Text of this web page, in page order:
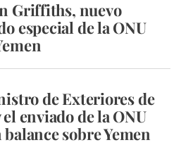
Griffiths, nuevo
especial de la ONU
de Exteriores de
el enviado de la ONU
balance sobre Yemen